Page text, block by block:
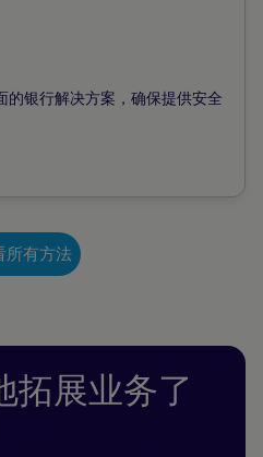
的银行解决方案，确保提供安全
所有方法
拓展业务了